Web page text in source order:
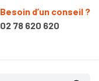
Besoin d’un conseil ?
02 78 620 620